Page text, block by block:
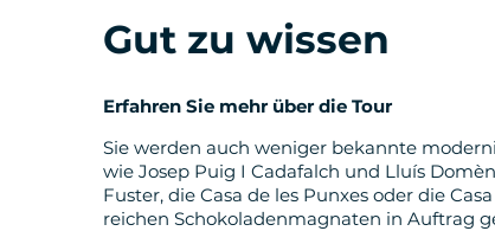
Gut zu wissen
Erfahren Sie mehr über die Tour
Sie werden auch weniger bekannte
wie Josep Puig I Cadafalch und Lluís
Fuster, die Casa de les Punxes oder die
reichen Schokoladenmagnaten in Auftrag